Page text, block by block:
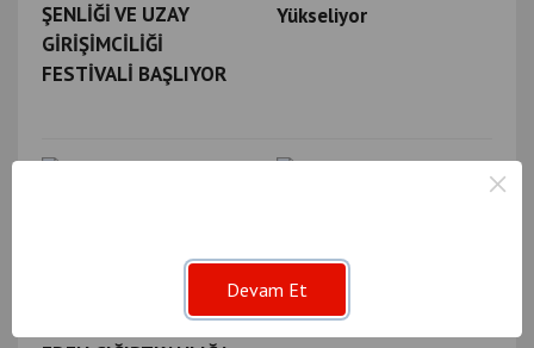
ŞENLİĞİ VE UZAY
GİRİŞİMCİLİĞİ
FESTİVALİ BAŞLIYOR
Yükseliyor
TURİSTLERİ RAHATSIZ
SAFRANBOLUSPOR YENİ
SEZON İÇİN HAREKETE
GEÇTİ
×
Devam Et